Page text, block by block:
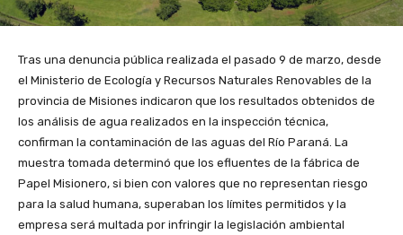
Tras una denuncia pública realizada el pasado 9 de marzo, desde
el Ministerio de Ecología y Recursos Naturales Renovables de la
provincia de Misiones indicaron que los resultados obtenidos de
los análisis de agua realizados en la inspección técnica,
confirman la contaminación de las aguas del Río Paraná. La
muestra tomada determinó que los efluentes de la fábrica de
Papel Misionero, si bien con valores que no representan riesgo
para la salud humana, superaban los límites permitidos y la
empresa será multada por infringir la legislación ambiental